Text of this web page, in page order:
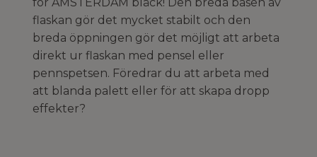
flaskan gör det mycket stabilt och den
breda öppningen gör det möjligt att arbeta
direkt ur flaskan med pensel eller
pennspetsen. Föredrar du att arbeta med
att blanda palett eller för att skapa dropp
effekter?